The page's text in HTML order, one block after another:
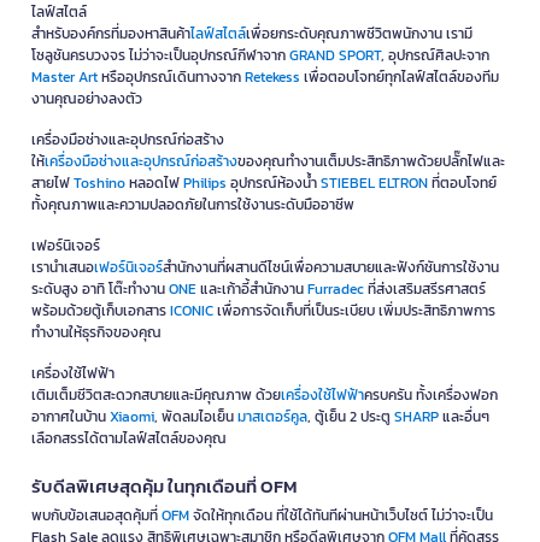
ไลฟ์สไตล์
สำหรับองค์กรที่มองหาสินค้าไลฟ์สไตล์เพื่อยกระดับคุณภาพชีวิตพนักงาน เรามี
โซลูชันครบวงจร ไม่ว่าจะเป็นอุปกรณ์กีฬาจากGRAND SPORT, อุปกรณ์ศิลปะจาก
Master Artหรืออุปกรณ์เดินทางจากRetekess เพื่อตอบโจทย์ทุกไลฟ์สไตล์ของทีม
งานคุณอย่างลงตัว
เครื่องมือช่างและอุปกรณ์ก่อสร้าง
ให้เครื่องมือช่างและอุปกรณ์ก่อสร้างของคุณทำงานเต็มประสิทธิภาพด้วยปลั๊กไฟและ
สายไฟToshinoหลอดไฟPhilips อุปกรณ์ห้องน้ำSTIEBEL ELTRONที่ตอบโจทย์
ทั้งคุณภาพและความปลอดภัยในการใช้งานระดับมืออาชีพ
เฟอร์นิเจอร์
เรานำเสนอเฟอร์นิเจอร์สำนักงานที่ผสานดีไซน์เพื่อความสบายและฟังก์ชันการใช้งาน
ระดับสูง อาทิ โต๊ะทำงานONEและเก้าอี้สำนักงานFurradecที่ส่งเสริมสรีรศาสตร์
พร้อมด้วยตู้เก็บเอกสารICONICเพื่อการจัดเก็บที่เป็นระเบียบ เพิ่มประสิทธิภาพการ
ทำงานให้ธุรกิจของคุณ
เครื่องใช้ไฟฟ้า
เติมเต็มชีวิตสะดวกสบายและมีคุณภาพ ด้วยเครื่องใช้ไฟฟ้าครบครัน ทั้งเครื่องฟอก
อากาศในบ้านXiaomi, พัดลมไอเย็นมาสเตอร์คูล, ตู้เย็น 2 ประตูSHARPและอื่นๆ
เลือกสรรได้ตามไลฟ์สไตล์ของคุณ
รับดีลพิเศษสุดคุ้ม ในทุกเดือนที่ OFM
พบกับข้อเสนอสุดคุ้มที่OFMจัดให้ทุกเดือน ที่ใช้ได้ทันทีผ่านหน้าเว็บไซต์ ไม่ว่าจะเป็น
Flash Sale ลดแรง สิทธิพิเศษเฉพาะสมาชิก หรือดีลพิเศษจากOFM Mallที่คัดสรร